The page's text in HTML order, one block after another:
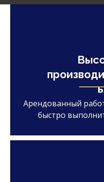
ь
Арендованный
быстро